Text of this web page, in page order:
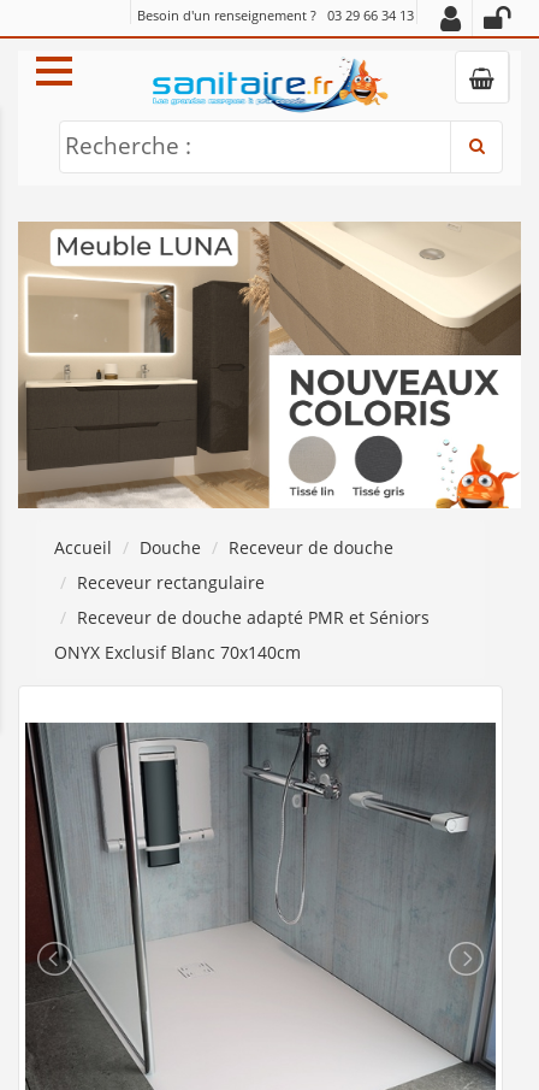
Besoin d'un renseignement ? 03 29 66 34 13
Recherche :
Accueil Douche
Receveur de douche
Receveur rectangulaire
Receveur de douche adapté PMR et Séniors
ONYX Exclusif Blanc 70x140cm